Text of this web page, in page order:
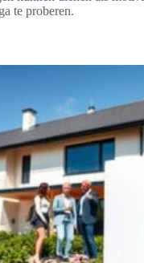
te proberen.